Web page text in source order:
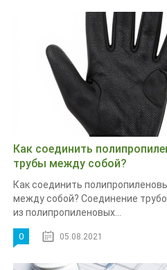
Как соединить
трубы между собой?
Как соединить
между собой? Соединение
из полипропиленовых...
0 05.08.2021